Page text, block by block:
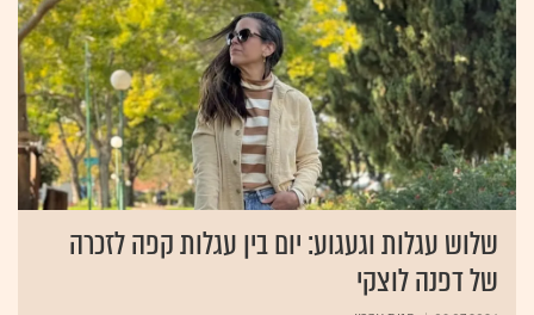
שלוש עגלות וגעגוע: יום בין עגלות קפה לזכרה
של דפנה לוצקי